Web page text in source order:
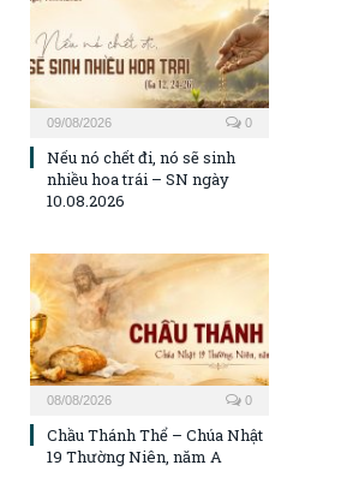
09/08/2026 0
Nếu nó chết đi, nó sẽ sinh
nhiều hoa trái – SN ngày
10.08.2026
08/08/2026 0
Chầu Thánh Thể – Chúa Nhật
19 Thường Niên, năm A